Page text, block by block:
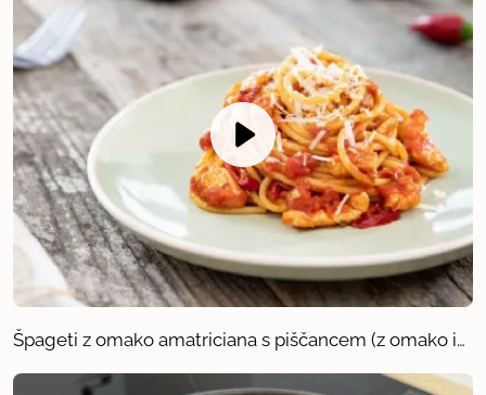
Špageti z omako amatriciana s piščancem (z omako iz kozarca)